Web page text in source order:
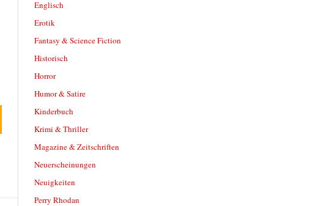
Englisch
Erotik
Fantasy & Science Fiction
Historisch
Horror
Humor & Satire
Kinderbuch
Krimi & Thriller
Magazine & Zeitschriften
Neuerscheinungen
Neuigkeiten
Perry Rhodan